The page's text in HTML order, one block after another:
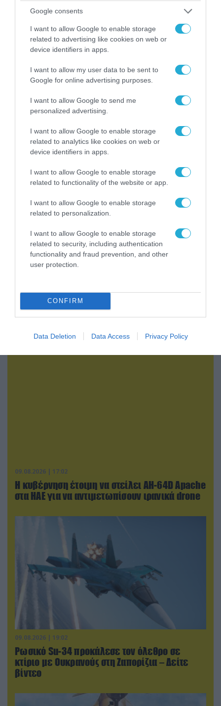
Google consents
I want to allow Google to enable storage
related to advertising like cookies on web or
device identifiers in apps.
I want to allow my user data to be sent to
Google for online advertising purposes.
I want to allow Google to send me
personalized advertising.
I want to allow Google to enable storage
related to analytics like cookies on web or
device identifiers in apps.
I want to allow Google to enable storage
related to functionality of the website or app.
I want to allow Google to enable storage
related to personalization.
I want to allow Google to enable storage
related to security, including authentication
functionality and fraud prevention, and other
user protection.
CONFIRM
Data Deletion Data Access Privacy Policy
09.08.2026 | 13:02
Το Ιράν «παγώνει» τις ΗΠΑ για άνοιγμα των
Στενών του Ορμούζ: «Δίνετε άμεσα 300
09.08.2026 | 18:02
Το Ιράν δημοσίευσε βίντεο με τον Μοτζτάμπα
09.08.2026 | 17:02
Η κυβέρνηση έτοιμη να στείλει AH-64D Apache
στα ΗΑΕ για να αντιμετωπίσουν ιρανικά drone
09.08.2026 | 19:02
Ρωσικό Su-34 προκάλεσε τον όλεθρο σε
κτίριο με Ουκρανούς στη Ζαπορίζια – Δείτε
βίντεο